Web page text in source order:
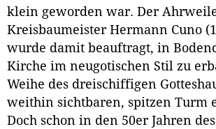
klein geworden war. Der
Kreisbaumeister Hermann Cuno
wurde damit beauftragt, in
Kirche im neugotischen Stil zu
Weihe des dreischiffigen
weithin sichtbaren, spitzen Turm
Doch schon in den 50er Jahren